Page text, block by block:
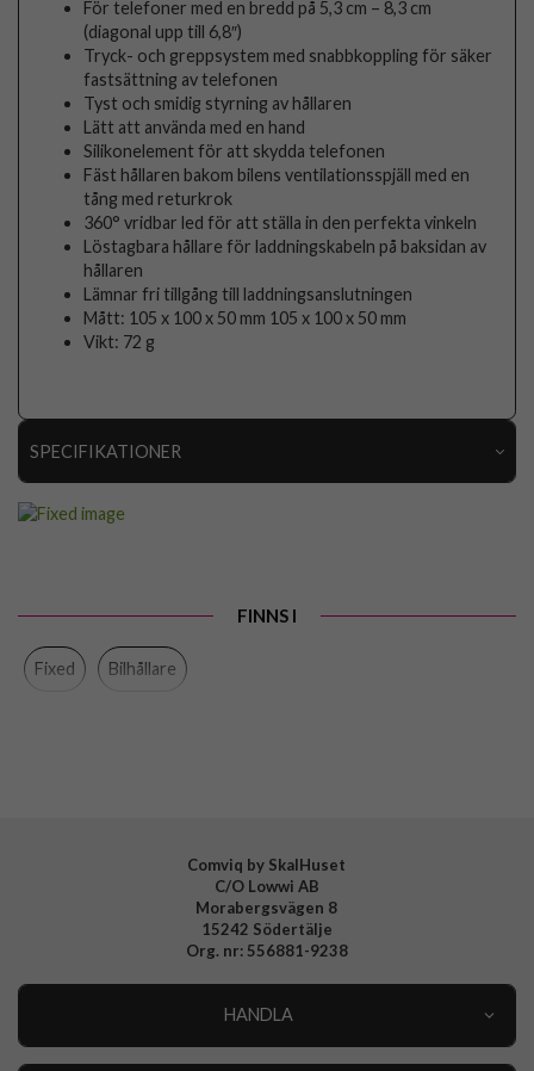
För telefoner med en bredd på 5,3 cm – 8,3 cm
(diagonal upp till 6,8″)
Tryck- och greppsystem med snabbkoppling för säker
fastsättning av telefonen
Tyst och smidig styrning av hållaren
Lätt att använda med en hand
Silikonelement för att skydda telefonen
Fäst hållaren bakom bilens ventilationsspjäll med en
tång med returkrok
360° vridbar led för att ställa in den perfekta vinkeln
Löstagbara hållare för laddningskabeln på baksidan av
hållaren
Lämnar fri tillgång till laddningsanslutningen
Mått: 105 x 100 x 50 mm 105 x 100 x 50 mm
Vikt: 72 g
SPECIFIKATIONER
Tillverkarens art nr
FINNS I
Fixed Bilhållare
Comviq by SkalHuset
C/O Lowwi AB
Morabergsvägen 8
15242 Södertälje
Org. nr: 556881-9238
HANDLA